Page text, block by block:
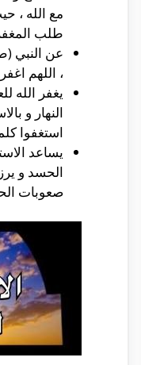
مع الله ،
طلب
عن النبي
، اللهم
يغفر الله
النهار و
استغفوا
يساعد
الحسد و
صعوبات